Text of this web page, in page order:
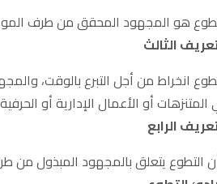
هو المجهود المحقق من طرف
الثالث
انخراط من أجل التبرع بالوقت،
أو الأعمال الإدارية أو
الرابع
التطوع يتعلق بالمجهود المبذول